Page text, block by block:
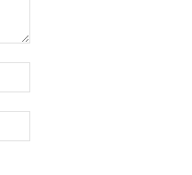
Mail:*